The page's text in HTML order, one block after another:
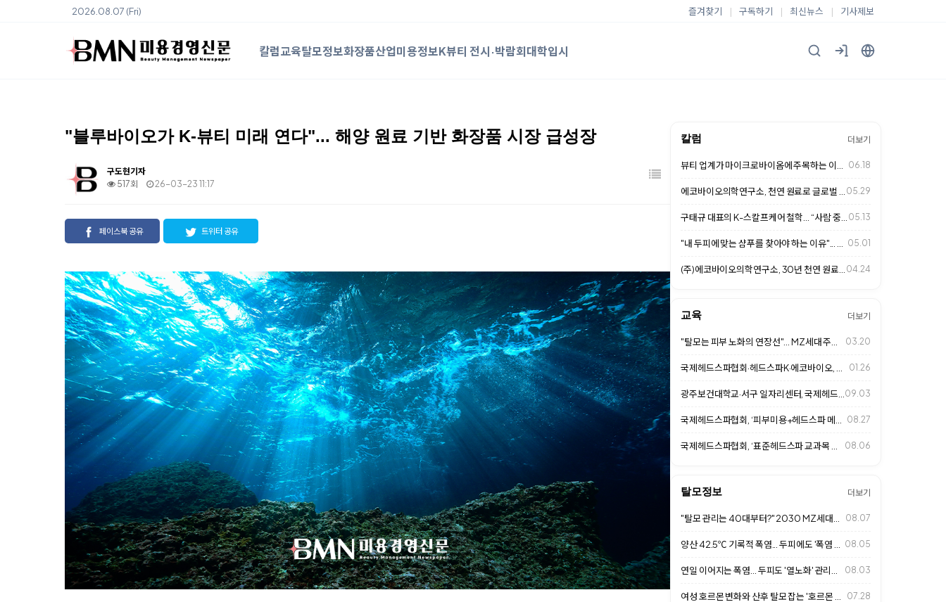
2026.08.07 (Fri) 즐겨찾기 | 구독하기 | 최신뉴스 | 기사제보
칼럼교육탈모정보화장품산업미용정보K뷰티 전시·박람회대학입시
"블루바이오가 K-뷰티 미래 연다"... 해양 원료 기반 화장품 시장 급성장
구도현기자
517회
26-03-23 11:17
페이스북 공유 트위터 공유
칼럼 더보기
06.18
05.29
05.13
05.01
04.24
교육 더보기
03.20
01.26
09.03
08.27
08.06
탈모정보 더보기
08.07
08.05
08.03
07.28